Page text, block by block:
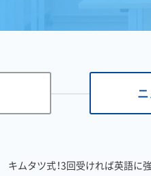
キムタツ式！3回受ければ英語に